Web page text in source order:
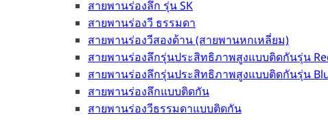
สายพานร่องลึก รุ่น SK
สายพานร่องวี ธรรมดา
สายพานร่องวีสองด้าน (สายพานหกเหลี่ยม)
สายพานร่องลึกรุ่นประสิทธิภาพสูงแบบติดกันรุ่น
สายพานร่องลึกรุ่นประสิทธิภาพสูงแบบติดกันรุ่น
สายพานร่องลึกแบบติดกัน
สายพานร่องวีธรรมดาแบบติดกัน